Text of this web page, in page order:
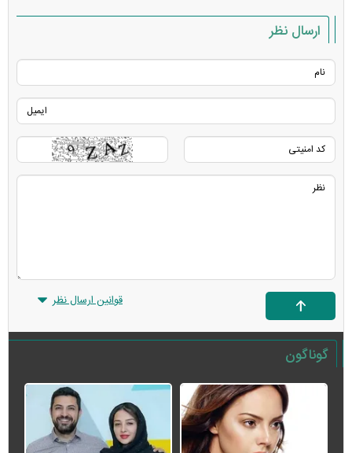
ارسال نظر
قوانین ارسال نظر
گوناگون